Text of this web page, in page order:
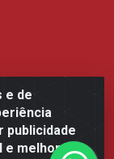
e de
publicidade
e melhorar a
- Avenida
CE - CEP
75